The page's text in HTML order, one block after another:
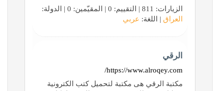
الزيارات: 811 | التقييم: 0 | المقيّمين: 0 | الدولة:
العراق | اللغة: عربي
الرقي
https://www.alroqey.com/
مكتبة الرقي هى مكتبة لتحميل كتب الكترونية